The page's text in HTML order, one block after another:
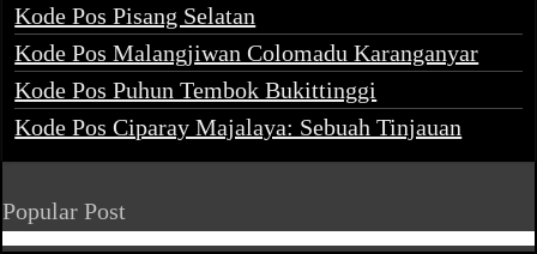
Kode Pos Pisang Selatan
Kode Pos Malangjiwan Colomadu Karanganyar
Kode Pos Puhun Tembok Bukittinggi
Kode Pos Ciparay Majalaya: Sebuah Tinjauan
Popular Post